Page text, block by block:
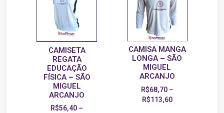
CAMISETA
REGATA
EDUCAÇÃO
FÍSICA – SÃO
MIGUEL
ARCANJO
R$56,40 –
CAMISA MANGA
LONGA – SÃO
MIGUEL
ARCANJO
R$68,70–
R$113,60